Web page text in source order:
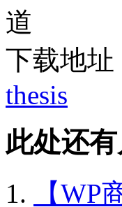
道
下载地址
thesis
此处还
【